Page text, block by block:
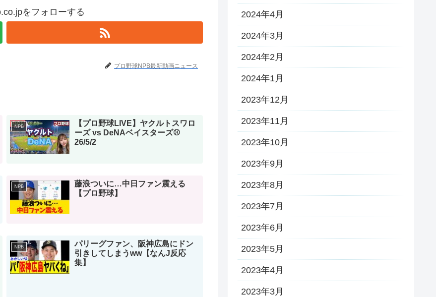
をフォローする
プロ野球NPB最新動画ニュース
NPB
【プロ野球LIVE】ヤクルトスワロ
ーズ vs DeNAベイスターズ⚾
26/5/2
NPB
藤浪ついに…中日ファン震える
【プロ野球】
NPB
パリーグファン、阪神広島にドン
引きしてしまうww【なんJ反応
集】
2024年4月
2024年3月
2024年2月
2024年1月
2023年12月
2023年11月
2023年10月
2023年9月
2023年8月
2023年7月
2023年6月
2023年5月
2023年4月
2023年3月